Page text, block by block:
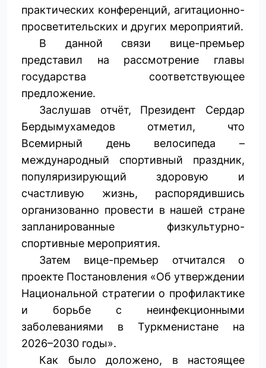
практических конференций, агитационно-
просветительских и других мероприятий.
В данной связи вице-премьер
представил на рассмотрение главы
государства соответствующее
предложение.
Заслушав отчёт, Президент Сердар
Бердымухамедов отметил, что
Всемирный день велосипеда –
международный спортивный праздник,
популяризирующий здоровую и
счастливую жизнь, распорядившись
организованно провести в нашей стране
запланированные физкультурно-
спортивные мероприятия.
Затем вице-премьер отчитался о
проекте Постановления «Об утверждении
Национальной стратегии о профилактике
и борьбе с неинфекционными
заболеваниями в Туркменистане на
2026–2030 годы».
Как было доложено, в настоящее